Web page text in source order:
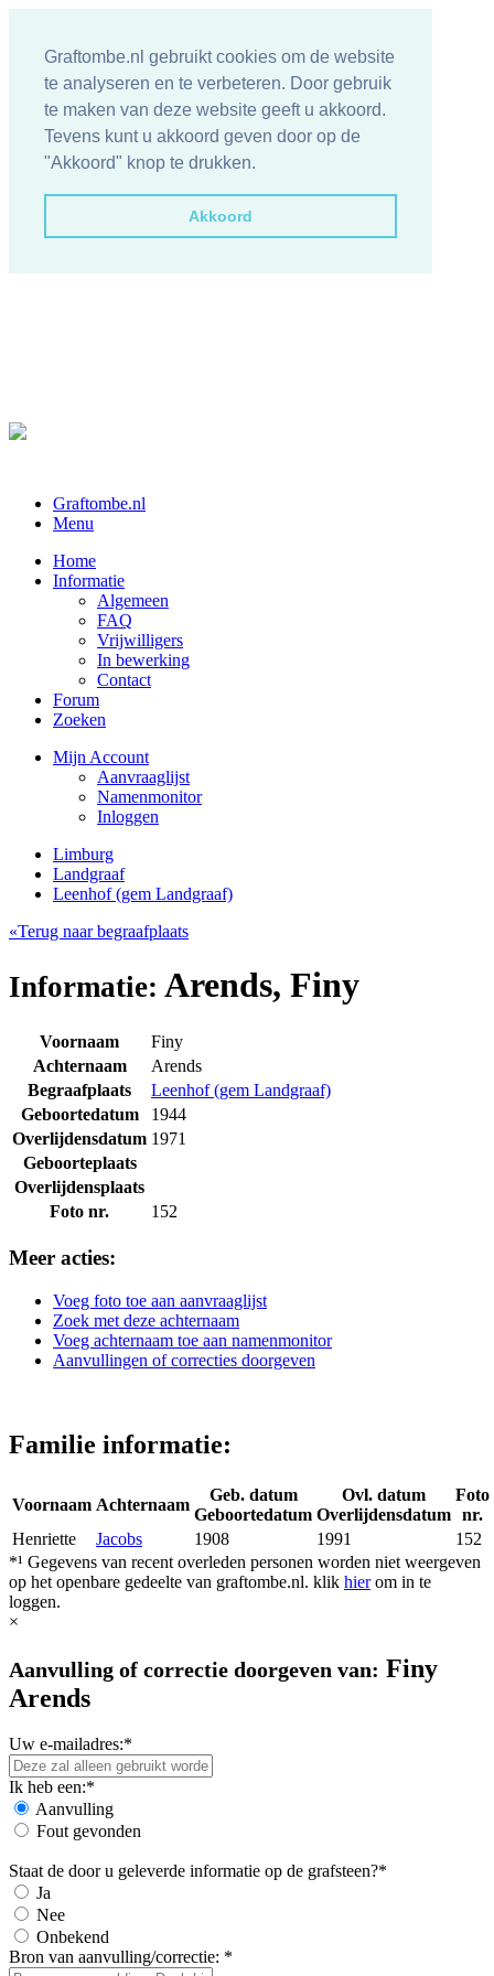
Graftombe.nl gebruikt cookies om de website
te analyseren en te verbeteren. Door gebruik
te maken van deze website geeft u akkoord.
Tevens kunt u akkoord geven door op de
"Akkoord" knop te drukken.
Akkoord
Graftombe.nl
Menu
Home
Informatie
Algemeen
FAQ
Vrijwilligers
In bewerking
Contact
Forum
Zoeken
Mijn Account
Aanvraaglijst
Namenmonitor
Inloggen
Limburg
Landgraaf
Leenhof (gem Landgraaf)
«Terug naar begraafplaats
Informatie: Arends, Finy
Voornaam
Finy
Achternaam
Arends
Begraafplaats
Leenhof (gem Landgraaf)
Geboortedatum
1944
Overlijdensdatum 1971
Geboorteplaats
Overlijdensplaats
Foto nr.
152
Meer acties:
Voeg foto toe aan aanvraaglijst
Zoek met deze achternaam
Voeg achternaam toe aan namenmonitor
Aanvullingen of correcties doorgeven
Familie informatie:
Voornaam Achternaam
Geb. datum
Geboortedatum
Ovl. datum
Overlijdensdatum
Foto
nr.
Henriette
Jacobs 1908 1991
152
*¹ Gegevens van recent overleden personen worden niet weergeven
op het openbare gedeelte van graftombe.nl. klik hierom in te
loggen.
×
Aanvulling of correctie doorgeven van: Finy
Arends
Uw e-mailadres:*
Ik heb een:*
Aanvulling
Fout gevonden
Staat de door u geleverde informatie op de grafsteen?*
Ja
Nee
Onbekend
Bron van aanvulling/correctie: *